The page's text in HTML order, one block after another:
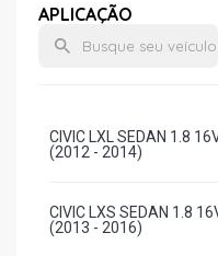
APLICAÇÃO
CIVIC LXL SEDAN 1.8
(2012 - 2014)
CIVIC LXS SEDAN 1.8
(2013 - 2016)